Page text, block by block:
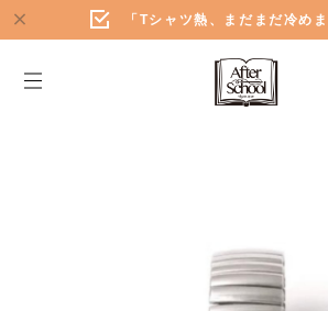
「Tシャツ熱、まだまだ冷め